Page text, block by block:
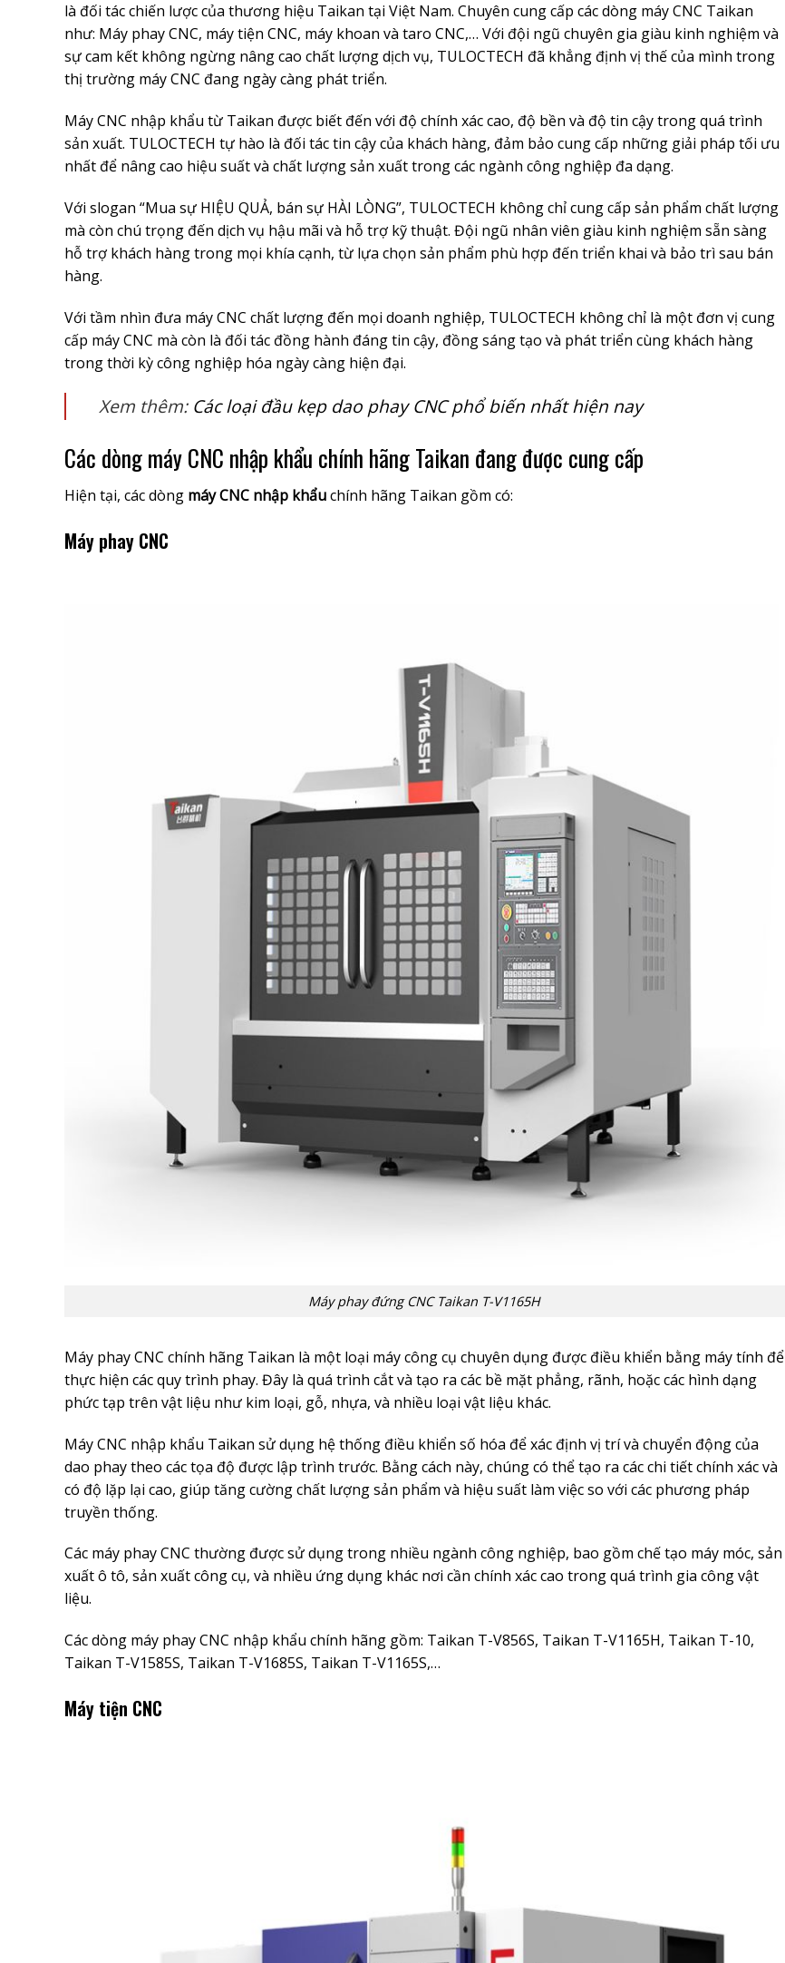
là đối tác chiến lược của thương hiệu Taikan tại Việt Nam. Chuyên cung cấp các dòng máy CNC Taikan
như: Máy phay CNC, máy tiện CNC, máy khoan và taro CNC,… Với đội ngũ chuyên gia giàu kinh nghiệm và
sự cam kết không ngừng nâng cao chất lượng dịch vụ, TULOCTECH đã khẳng định vị thế của mình trong
thị trường máy CNC đang ngày càng phát triển.
Máy CNC nhập khẩu từ Taikan được biết đến với độ chính xác cao, độ bền và độ tin cậy trong quá trình
sản xuất. TULOCTECH tự hào là đối tác tin cậy của khách hàng, đảm bảo cung cấp những giải pháp tối ưu
nhất để nâng cao hiệu suất và chất lượng sản xuất trong các ngành công nghiệp đa dạng.
Với slogan “Mua sự HIỆU QUẢ, bán sự HÀI LÒNG”, TULOCTECH không chỉ cung cấp sản phẩm chất lượng
mà còn chú trọng đến dịch vụ hậu mãi và hỗ trợ kỹ thuật. Đội ngũ nhân viên giàu kinh nghiệm sẵn sàng
hỗ trợ khách hàng trong mọi khía cạnh, từ lựa chọn sản phẩm phù hợp đến triển khai và bảo trì sau bán
hàng.
Với tầm nhìn đưa máy CNC chất lượng đến mọi doanh nghiệp, TULOCTECH không chỉ là một đơn vị cung
cấp máy CNC mà còn là đối tác đồng hành đáng tin cậy, đồng sáng tạo và phát triển cùng khách hàng
trong thời kỳ công nghiệp hóa ngày càng hiện đại.
Xem thêm: Các loại đầu kẹp dao phay CNC phổ biến nhất hiện nay
Các dòng máy CNC nhập khẩu chính hãng Taikan đang được cung cấp
Hiện tại, các dòng máy CNC nhập khẩuchính hãng Taikan gồm có:
Máy phay CNC
Máy phay đứng CNC Taikan T-V1165H
Máy phay CNC chính hãng Taikan là một loại máy công cụ chuyên dụng được điều khiển bằng máy tính để
thực hiện các quy trình phay. Đây là quá trình cắt và tạo ra các bề mặt phẳng, rãnh, hoặc các hình dạng
phức tạp trên vật liệu như kim loại, gỗ, nhựa, và nhiều loại vật liệu khác.
Máy CNC nhập khẩu Taikan sử dụng hệ thống điều khiển số hóa để xác định vị trí và chuyển động của
dao phay theo các tọa độ được lập trình trước. Bằng cách này, chúng có thể tạo ra các chi tiết chính xác và
có độ lặp lại cao, giúp tăng cường chất lượng sản phẩm và hiệu suất làm việc so với các phương pháp
truyền thống.
Các máy phay CNC thường được sử dụng trong nhiều ngành công nghiệp, bao gồm chế tạo máy móc, sản
xuất ô tô, sản xuất công cụ, và nhiều ứng dụng khác nơi cần chính xác cao trong quá trình gia công vật
liệu.
Các dòng máy phay CNC nhập khẩu chính hãng gồm: Taikan T-V856S, Taikan T-V1165H, Taikan T-10,
Taikan T-V1585S, Taikan T-V1685S, Taikan T-V1165S,…
Máy tiện CNC